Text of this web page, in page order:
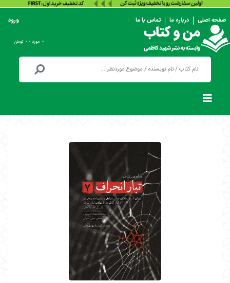
صفحه اصلی درباره ما تماس با ما ورود
۰ مورد - ۰ تومان